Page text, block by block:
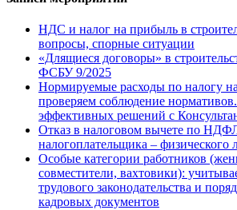
НДС и налог на прибыль в
вопросы, спорные ситуации
«Длящиеся договоры» в
ФСБУ 9/2025
Нормируемые расходы по налогу
проверяем соблюдение
эффективных решений с
Отказ в налоговом вычете по
налогоплательщика – физического
Особые категории работников
совместители, вахтовики):
трудового законодательства и
кадровых документов